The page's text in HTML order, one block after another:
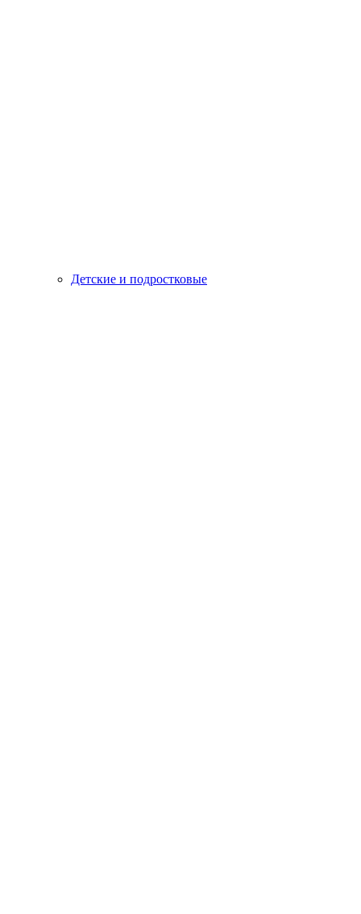
Детские и подростковые